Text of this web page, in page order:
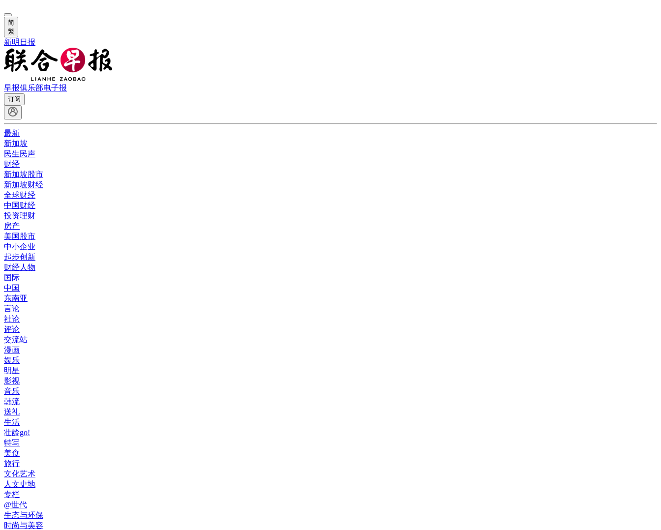
简
繁
新明日报
早报俱乐部电子报
订阅
最新
新加坡
民生民声
财经
新加坡股市
新加坡财经
全球财经
中国财经
投资理财
房产
美国股市
中小企业
起步创新
财经人物
国际
中国
东南亚
言论
社论
评论
交流站
漫画
娱乐
明星
影视
音乐
韩流
送礼
生活
壮龄go!
特写
美食
旅行
文化艺术
人文史地
专栏
@世代
生态与环保
时尚与美容